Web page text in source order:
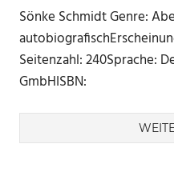
Sönke Schmidt Genre:
Seitenzahl: 240Sprache:
GmbHISBN: